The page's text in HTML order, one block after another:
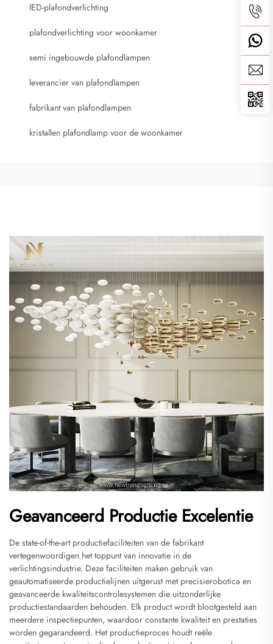
lED-plafondverlichting
plafondverlichting voor woonkamer
semi ingebouwde plafondlampen
leverancier van plafondlampen
fabrikant van plafondlampen
kristallen plafondlamp voor de woonkamer
Geavanceerd Productie Excelentie
De state-of-the-art productiefaciliteiten van de fabrikant
vertegenwoordigen het toppunt van innovatie in de
verlichtingsindustrie. Deze faciliteiten maken gebruik van
geautomatiseerde productielijnen uitgerust met precisierobotica en
geavanceerde kwaliteitscontrolesystemen die uitzonderlijke
productiestandaarden behouden. Elk product wordt blootgesteld aan
meerdere inspectiepunten, waardoor constante kwaliteit en prestaties
worden gegarandeerd. Het productieproces houdt reële